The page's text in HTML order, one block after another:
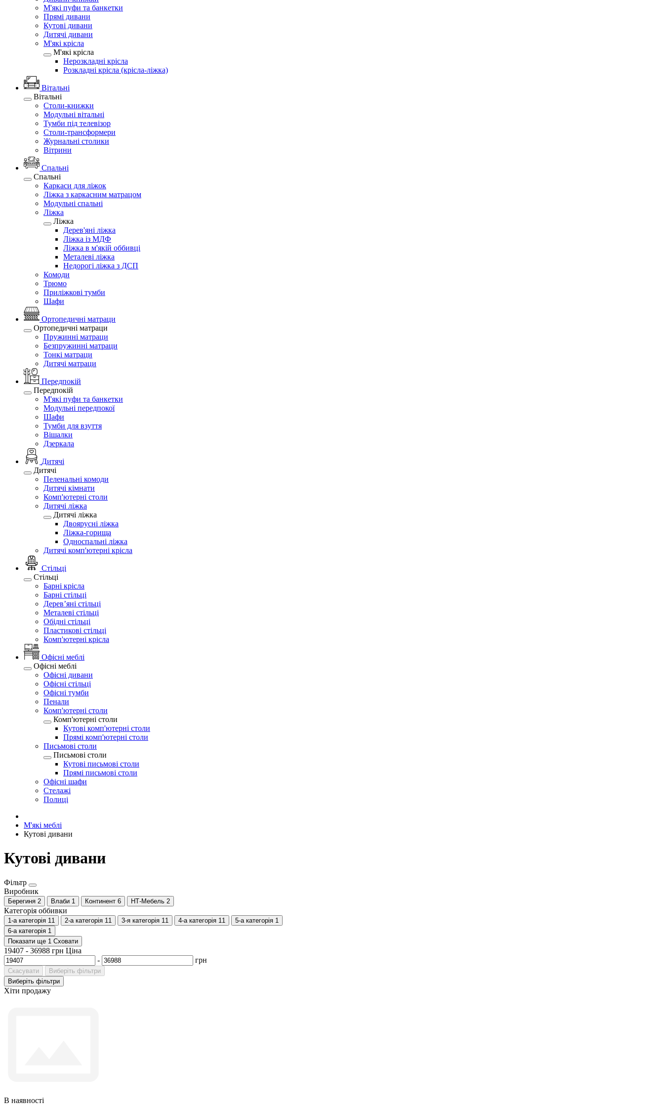
М'які пуфи та банкетки
Прямі дивани
Кутові дивани
Дитячі дивани
М'які крісла
М'які крісла
Нерозкладні крісла
Розкладні крісла (крісла-ліжка)
Вітальні
Вітальні
Столи-книжки
Модульні вітальні
Тумби під телевізор
Столи-трансформери
Журнальні столики
Вітрини
Спальні
Спальні
Каркаси для ліжок
Ліжка з каркасним матрацом
Модульні спальні
Ліжка
Ліжка
Дерев'яні ліжка
Ліжка із МДФ
Ліжка в м'якій оббивці
Металеві ліжка
Недорогі ліжка з ДСП
Комоди
Трюмо
Приліжкові тумби
Шафи
Ортопедичні матраци
Ортопедичні матраци
Пружинні матраци
Безпружинні матраци
Тонкі матраци
Дитячі матраци
Передпокій
Передпокій
М'які пуфи та банкетки
Модульні передпокої
Шафи
Тумби для взуття
Вішалки
Дзеркала
Дитячі
Дитячі
Пеленальні комоди
Дитячі кімнати
Комп'ютерні столи
Дитячі ліжка
Дитячі ліжка
Двоярусні ліжка
Ліжка-горища
Односпальні ліжка
Дитячі комп'ютерні крісла
Стільці
Стільці
Барні крісла
Барні стільці
Дерев’яні стільці
Металеві стільці
Обідні стільці
Пластикові стільці
Комп'ютерні крісла
Офісні меблі
Офісні меблі
Офісні дивани
Офісні стільці
Офісні тумби
Пенали
Комп'ютерні столи
Комп'ютерні столи
Кутові комп'ютерні столи
Прямі комп'ютерні столи
Письмові столи
Письмові столи
Кутові письмові столи
Прямі письмові столи
Офісні шафи
Стелажі
Полиці
М'які меблі
Кутові дивани
Кутові дивани
Фільтр
Виробник
Берегиня 2 Влаби 1 Континент 6 НТ-Мебель 2
Категорія оббивки
1-а категорія 11 2-а категорія 11 3-я категорія 11 4-а категорія 11 5-а категорія 1
6-а категорія 1
Показати ще 1 Сховати
19407 - 36988 грн Ціна
-
грн
Скасувати
Виберіть фільтри
Виберіть фільтри
Хіти продажу
В наявності